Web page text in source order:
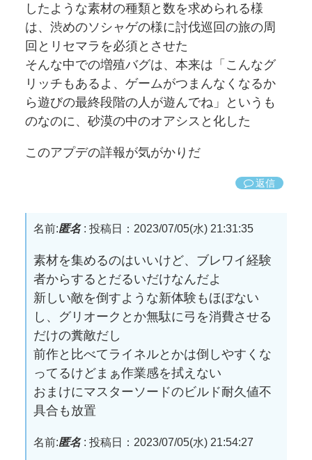
したような素材の種類と数を求められる様
は、渋めのソシャゲの様に討伐巡回の旅の周
回とリセマラを必須とさせた
そんな中での増殖バグは、本来は「こんなグ
リッチもあるよ、ゲームがつまんなくなるか
ら遊びの最終段階の人が遊んでね」というも
のなのに、砂漠の中のオアシスと化した
このアプデの詳報が気がかりだ
返信
名前:匿名: 投稿日：2023/07/05(水) 21:31:35
素材を集めるのはいいけど、ブレワイ経験
者からするとだるいだけなんだよ
新しい敵を倒すような新体験もほぼない
し、グリオークとか無駄に弓を消費させる
だけの糞敵だし
前作と比べてライネルとかは倒しやすくな
ってるけどまぁ作業感を拭えない
おまけにマスターソードのビルド耐久値不
具合も放置
名前:匿名: 投稿日：2023/07/05(水) 21:54:27